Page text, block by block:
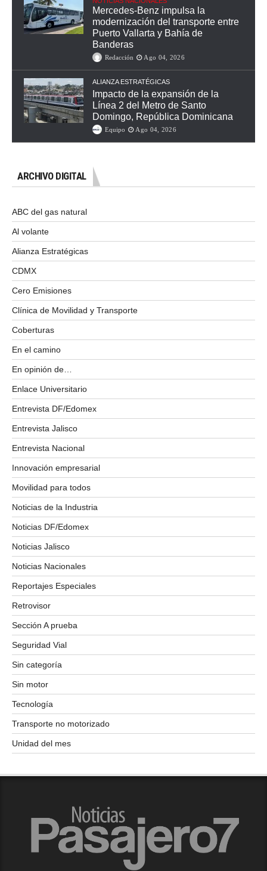
Mercedes-Benz impulsa la
modernización del transporte entre
Puerto Vallarta y Bahía de
Banderas
Redacción Ago 04, 2026
ALIANZA ESTRATÉGICAS
Impacto de la expansión de la
Línea 2 del Metro de Santo
Domingo, República Dominicana
Equipo Ago 04, 2026
ARCHIVO DIGITAL
ABC del gas natural
Al volante
Alianza Estratégicas
CDMX
Cero Emisiones
Clínica de Movilidad y Transporte
Coberturas
En el camino
En opinión de…
Enlace Universitario
Entrevista DF/Edomex
Entrevista Jalisco
Entrevista Nacional
Innovación empresarial
Movilidad para todos
Noticias de la Industria
Noticias DF/Edomex
Noticias Jalisco
Noticias Nacionales
Reportajes Especiales
Retrovisor
Sección A prueba
Seguridad Vial
Sin categoría
Sin motor
Tecnología
Transporte no motorizado
Unidad del mes